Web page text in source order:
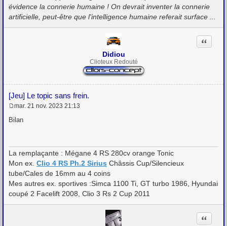
évidence la connerie humaine ! On devrait inventer la connerie
artificielle, peut-être que l'intelligence humaine referait surface ...
Didiou
Clioteux Redouté
[Jeu] Le topic sans frein.
Citation
e
g
e
mar. 21 nov. 2023 21:13
Bilan
La remplaçante : Mégane 4 RS 280cv orange Tonic
Mon ex. Clio 4 RS Ph.2 Sirius Châssis Cup/Silencieux
tube/Cales de 16mm au 4 coins
Mes autres ex. sportives :Simca 1100 Ti, GT turbo 1986, Hyundai
coupé 2 Facelift 2008, Clio 3 Rs 2 Cup 2011
Citation